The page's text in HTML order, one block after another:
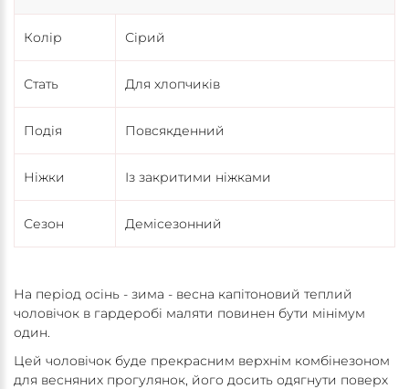
Колір Сірий
Стать Для хлопчиків
Подія Повсякденний
Ніжки Із закритими ніжками
Сезон Демісезонний
На період осінь - зима - весна капітоновий теплий
чоловічок в гардеробі маляти повинен бути мінімум
один.
Цей чоловічок буде прекрасним верхнім комбінезоном
для весняних прогулянок, його досить одягнути поверх